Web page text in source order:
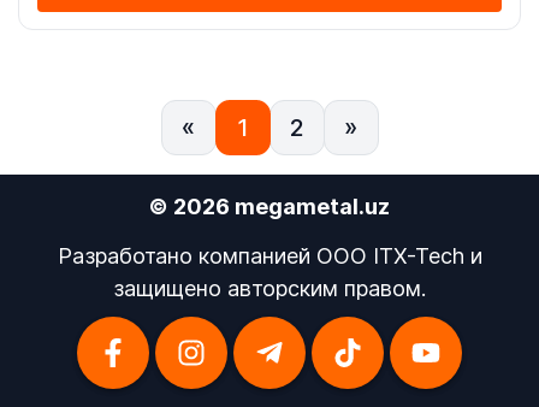
« 1 2 »
© 2026 megametal.uz
Разработано компанией OOO ITX-Tech и
защищено авторским правом.